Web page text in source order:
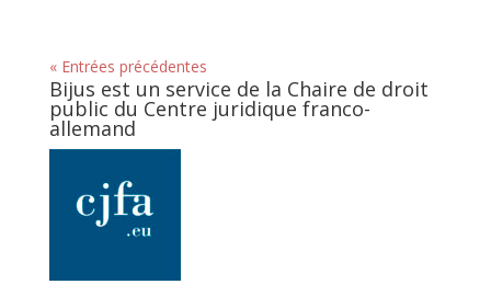
« Entrées précédentes
Bijus est un service de la Chaire de droit
public du Centre juridique franco-
allemand